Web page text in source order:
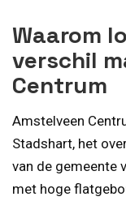
Waarom
verschil
Centrum
Amstelveen
Stadshart, het
van de gemeente
met hoge